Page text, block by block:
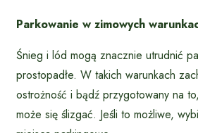
Parkowanie w zimowych
Śnieg i lód mogą znacznie utrudnić
prostopadłe. W takich warunkach
ostrożność i bądź przygotowany na
może się ślizgać. Jeśli to możliwe,